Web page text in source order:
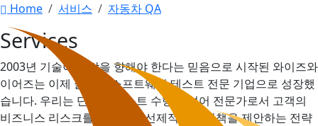
Home 서비스 자동차 QA
Services
2003년 기술이 사람을 향해야 한다는 믿음으로 시작된 와이즈와
이어즈는 이제 글로벌 소프트웨어 테스트 전문 기업으로 성장했
습니다. 우리는 단순한 테스트 수행을 넘어 전문가로서 고객의
비즈니스 리스크를 진단하고 선제적인 해결책을 제안하는 전략